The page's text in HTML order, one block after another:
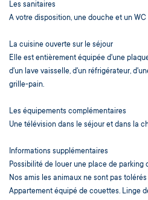
Les sanitaires
A votre disposition, une douche et un WC
La cuisine ouverte sur le séjour
Elle est entièrement équipée d'une
d'un lave vaisselle, d'un réfrigérateur,
grille-pain.
Les équipements complémentaires
Une télévision dans le séjour et dans la
Informations supplémentaires
Possibilité de louer une place de parking
Nos amis les animaux ne sont pas
Appartement équipé de couettes. Linge